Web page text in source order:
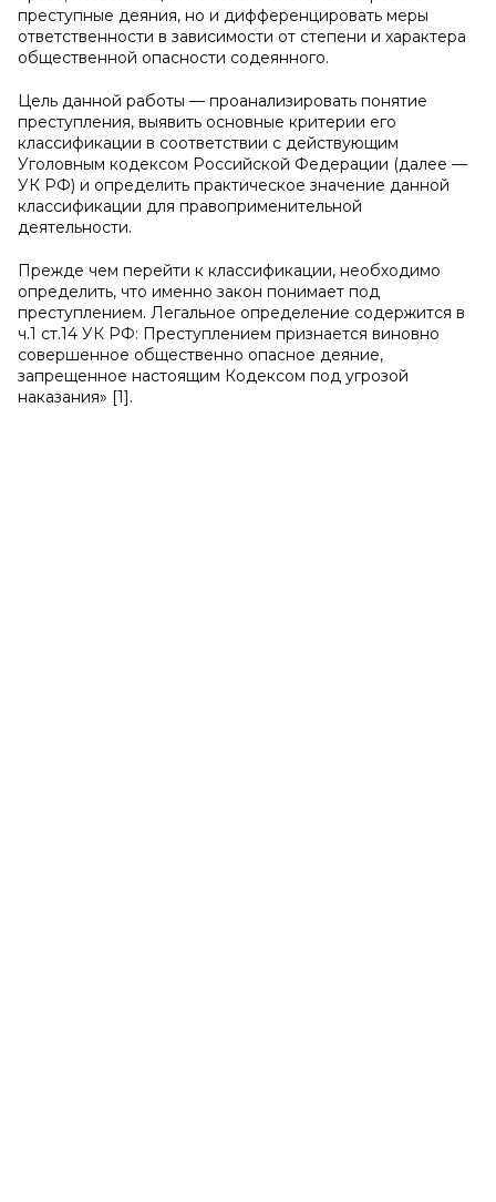
преступные деяния, но и дифференцировать меры
ответственности в зависимости от степени и характера
общественной опасности содеянного.
Цель данной работы — проанализировать понятие
преступления, выявить основные критерии его
классификации в соответствии с действующим
Уголовным кодексом Российской Федерации (далее —
УК РФ) и определить практическое значение данной
классификации для правоприменительной
деятельности.
Прежде чем перейти к классификации, необходимо
определить, что именно закон понимает под
преступлением. Легальное определение содержится в
ч.1 ст.14 УК РФ: Преступлением признается виновно
совершенное общественно опасное деяние,
запрещенное настоящим Кодексом под угрозой
наказания» [1].